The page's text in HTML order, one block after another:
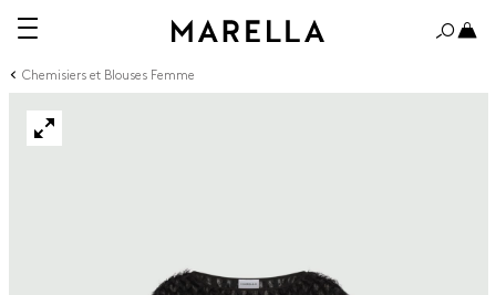
Chemisiers et Blouses Femme